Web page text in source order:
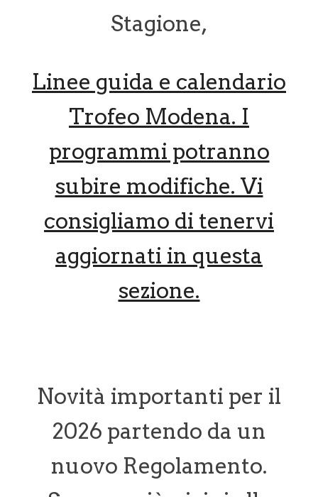
Stagione,
Linee guida e calendario
Trofeo Modena. I
programmi potranno
subire modifiche. Vi
consigliamo di tenervi
aggiornati in questa
sezione.
Novità importanti per il
2026 partendo da un
nuovo Regolamento.